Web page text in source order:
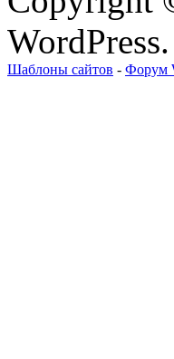
WordPress.
Шаблоны сайтов - Форум